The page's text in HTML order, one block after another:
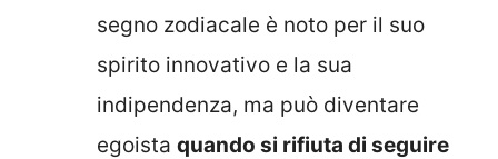
segno zodiacale è noto per il suo
spirito innovativo e la sua
indipendenza, ma può diventare
egoista quando si rifiuta di seguire